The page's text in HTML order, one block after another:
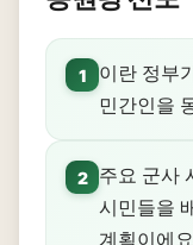
1
이란 정부
민간인을
2
주요 군사
시민들을
계획이에